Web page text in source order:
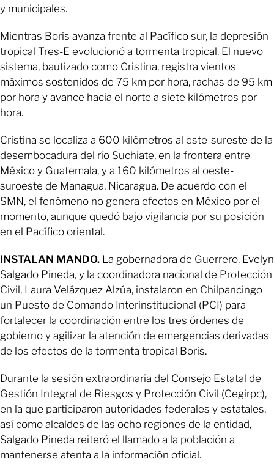
y municipales.
Mientras Boris avanza frente al Pacífico sur, la depresión
tropical Tres-E evolucionó a tormenta tropical. El nuevo
sistema, bautizado como Cristina, registra vientos
máximos sostenidos de 75 km por hora, rachas de 95 km
por hora y avance hacia el norte a siete kilómetros por
hora.
Cristina se localiza a 600 kilómetros al este-sureste de la
desembocadura del río Suchiate, en la frontera entre
México y Guatemala, y a 160 kilómetros al oeste-
suroeste de Managua, Nicaragua. De acuerdo con el
SMN, el fenómeno no genera efectos en México por el
momento, aunque quedó bajo vigilancia por su posición
en el Pacífico oriental.
INSTALAN MANDO. La gobernadora de Guerrero, Evelyn
Salgado Pineda, y la coordinadora nacional de Protección
Civil, Laura Velázquez Alzúa, instalaron en Chilpancingo
un Puesto de Comando Interinstitucional (PCI) para
fortalecer la coordinación entre los tres órdenes de
gobierno y agilizar la atención de emergencias derivadas
de los efectos de la tormenta tropical Boris.
Durante la sesión extraordinaria del Consejo Estatal de
Gestión Integral de Riesgos y Protección Civil (Cegirpc),
en la que participaron autoridades federales y estatales,
así como alcaldes de las ocho regiones de la entidad,
Salgado Pineda reiteró el llamado a la población a
mantenerse atenta a la información oficial.